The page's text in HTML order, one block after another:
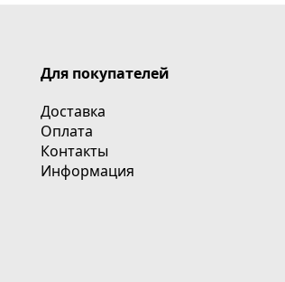
Для покупателей
Доставка
Оплата
Контакты
Информация